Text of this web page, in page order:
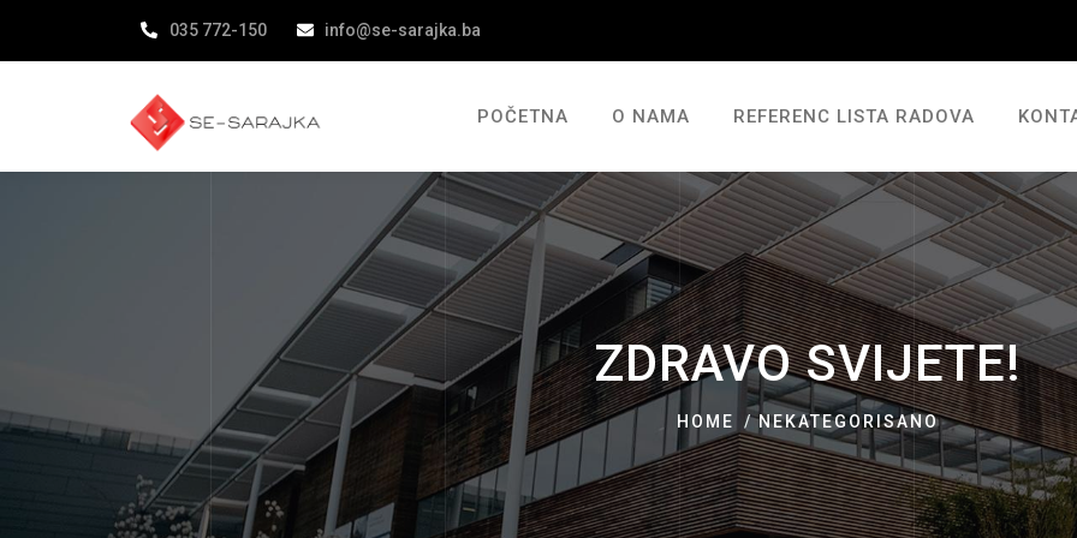
035 772-150 info@se-sarajka.ba
POČETNA O NAMA REFERENC LISTA RADOVA
ZDRAVO SVIJETE!
HOME NEKATEGORISANO